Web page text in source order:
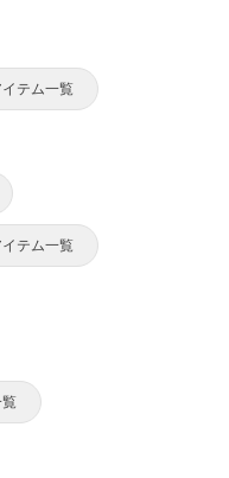
テム一覧
テム一覧
覧